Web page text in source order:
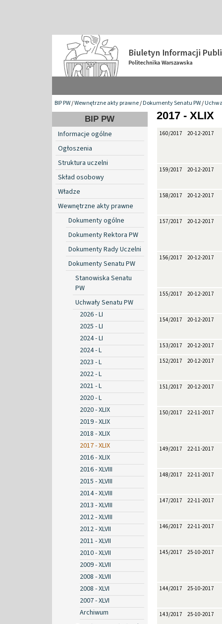
BIP PW/Wewnętrzne akty prawne/Dokumenty Senatu PW/
BIP PW
Informacje ogólne
Ogłoszenia
Struktura uczelni
Skład osobowy
Władze
Wewnętrzne akty prawne
Dokumenty ogólne
Dokumenty Rektora PW
Dokumenty Rady Uczelni
Dokumenty Senatu PW
Stanowiska Senatu
PW
Uchwały Senatu PW
2026 - LI
2025 - LI
2024 - LI
2024 - L
2023 - L
2022 - L
2021 - L
2020 - L
2020 - XLIX
2019 - XLIX
2018 - XLIX
2017 - XLIX
2016 - XLIX
2016 - XLVIII
2015 - XLVIII
2014 - XLVIII
2013 - XLVIII
2012 - XLVIII
2012 - XLVII
2011 - XLVII
2010 - XLVII
2009 - XLVII
2008 - XLVII
2008 - XLVI
2007 - XLVI
Archiwum
2017 - XLIX
160/2017 20-12-2017
159/2017 20-12-2017
158/2017 20-12-2017
157/2017 20-12-2017
156/2017 20-12-2017
155/2017 20-12-2017
154/2017 20-12-2017
153/2017 20-12-2017
152/2017 20-12-2017
151/2017 20-12-2017
150/2017 22-11-2017
149/2017 22-11-2017
148/2017 22-11-2017
147/2017 22-11-2017
146/2017 22-11-2017
145/2017 25-10-2017
144/2017 25-10-2017
143/2017 25-10-2017